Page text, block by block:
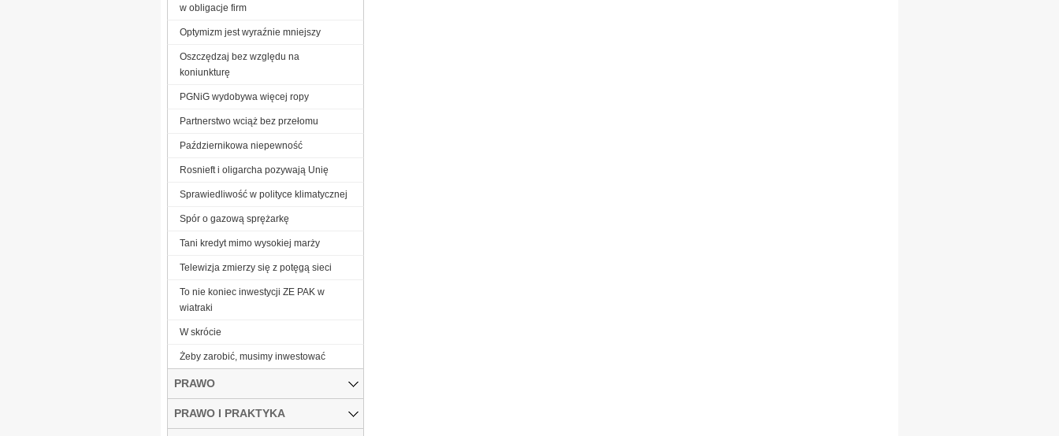
w obligacje firm
Optymizm jest wyraźnie mniejszy
Oszczędzaj bez względu na
koniunkturę
PGNiG wydobywa więcej ropy
Partnerstwo wciąż bez przełomu
Październikowa niepewność
Rosnieft i oligarcha pozywają Unię
Sprawiedliwość w polityce klimatycznej
Spór o gazową sprężarkę
Tani kredyt mimo wysokiej marży
Telewizja zmierzy się z potęgą sieci
To nie koniec inwestycji ZE PAK w
wiatraki
W skrócie
Żeby zarobić, musimy inwestować
PRAWO
PRAWO I PRAKTYKA